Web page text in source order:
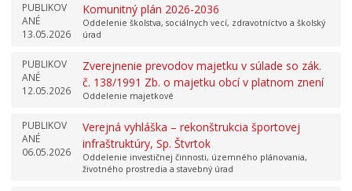
PUBLIKOV
ANÉ
13.05.2026
Komunitný plán 2026-2036
Oddelenie školstva, sociálnych vecí, zdravotníctvo a školský
úrad
PUBLIKOV
ANÉ
12.05.2026
Zverejnenie prevodov majetku v súlade so zák.
č. 138/1991 Zb. o majetku obcí v platnom znení
Oddelenie majetkové
PUBLIKOV
ANÉ
06.05.2026
Verejná vyhláška – rekonštrukcia športovej
infraštruktúry, Sp. Štvrtok
Oddelenie investičnej činnosti, územného plánovania,
životného prostredia a stavebný úrad